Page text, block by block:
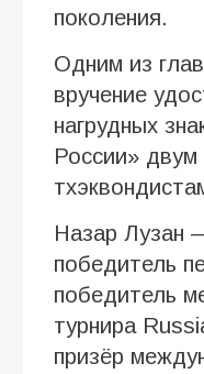
поколения.
Одним из
вручение
нагрудных
России» двум
Назар Лузан
победитель
победитель
турнира
призёр